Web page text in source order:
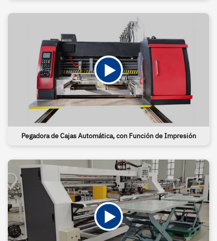
Pegadora de Cajas Automática, con Función de Impresión